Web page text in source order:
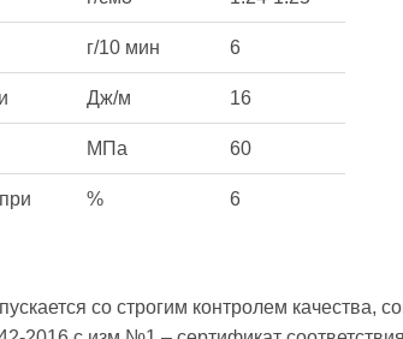
г/10 мин 6
Дж/м 16
МПа 60
% 6
со строгим контролем качества,